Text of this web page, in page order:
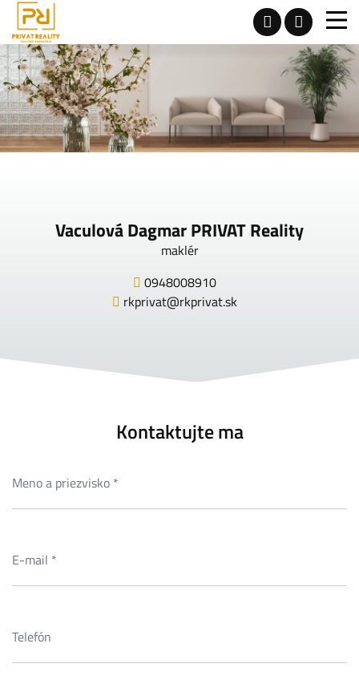
Vaculová Dagmar PRIVAT Reality
maklér
0948008910
rkprivat@rkprivat.sk
Kontaktujte ma